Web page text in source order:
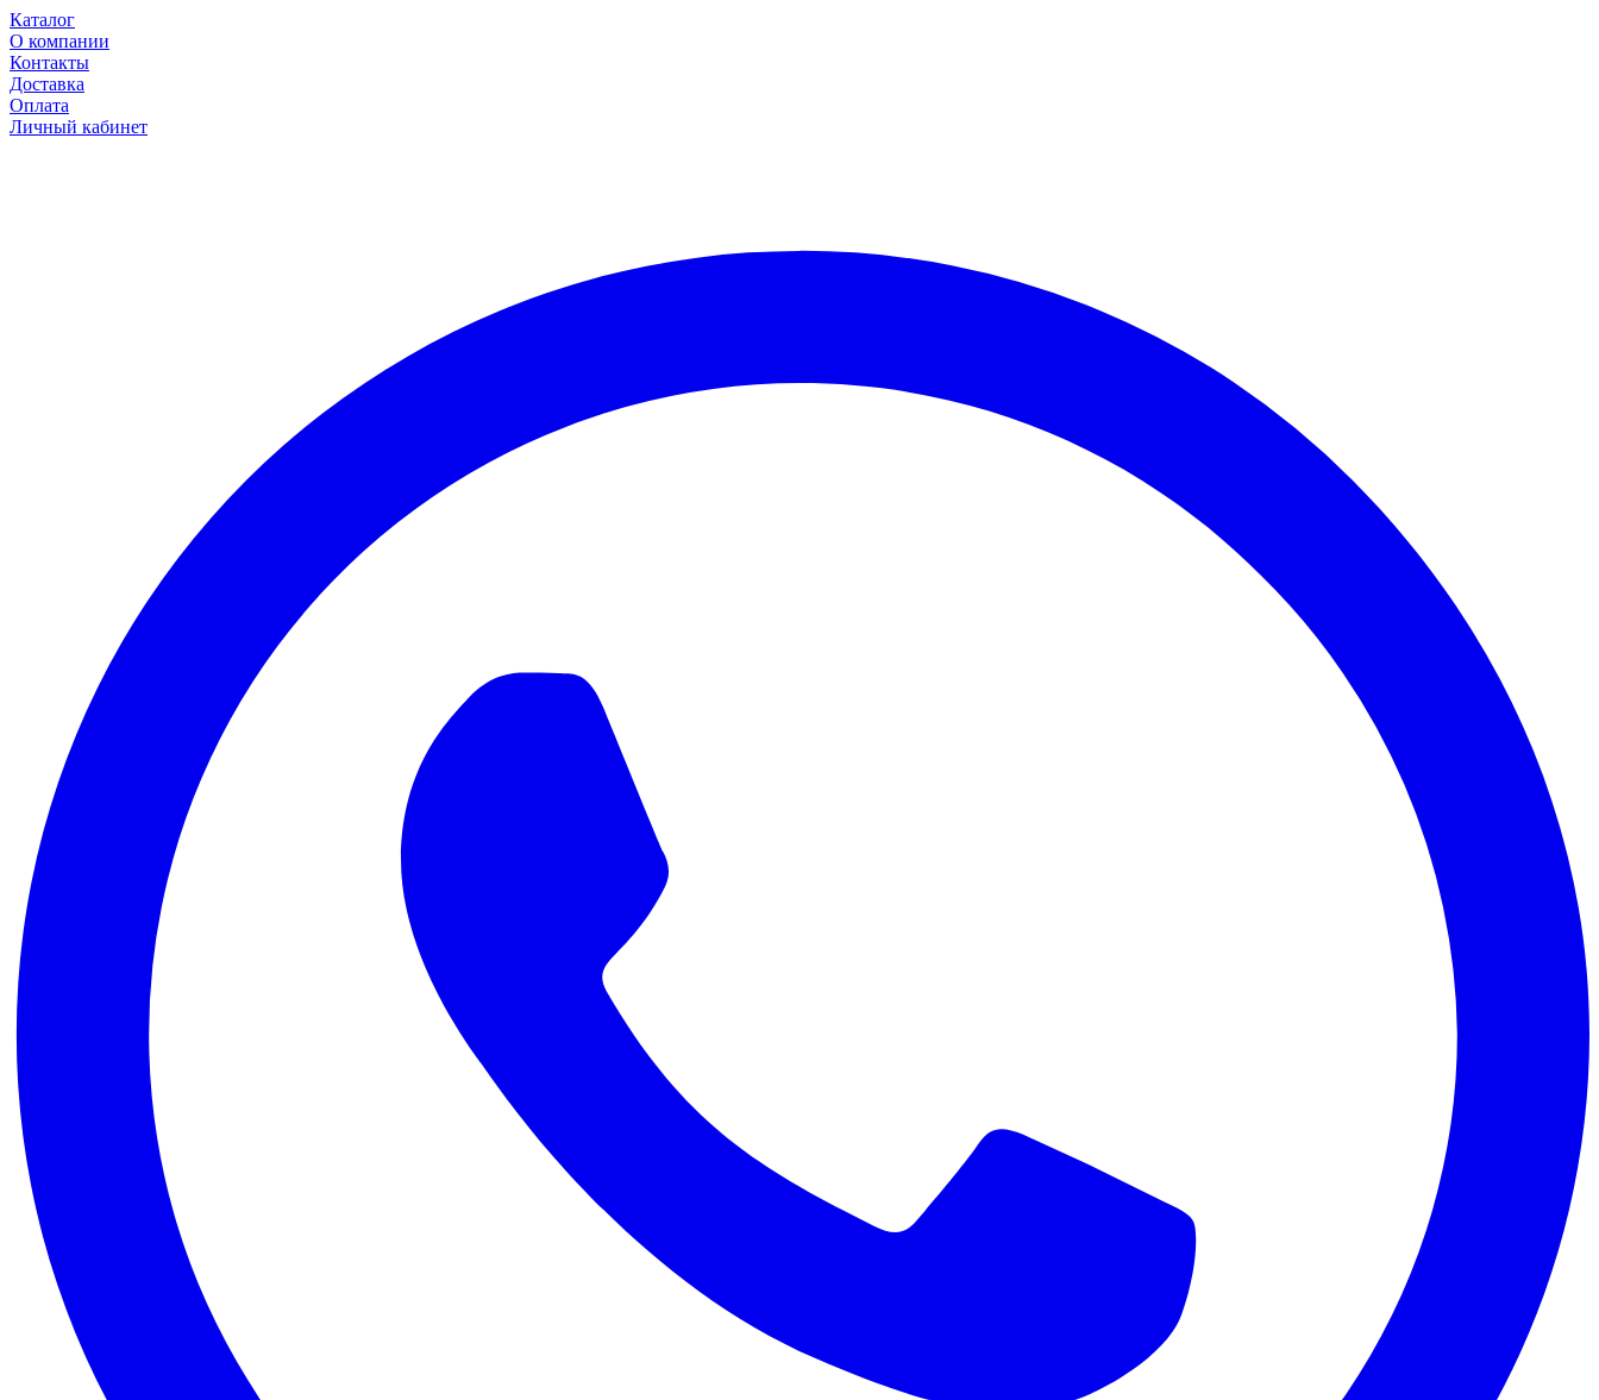
Каталог
О компании
Контакты
Доставка
Оплата
Личный кабинет